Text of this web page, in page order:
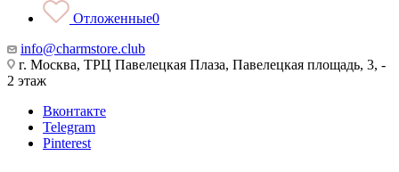
Отложенные0
info@charmstore.club
г. Москва, ТРЦ Павелецкая Плаза, Павелецкая площадь, 3, -
2 этаж
Вконтакте
Telegram
Pinterest